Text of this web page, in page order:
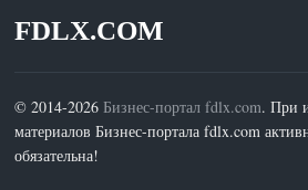
FDLX.COM
© 2014-2026Бизнес-портал fdlx.com. При
материалов Бизнес-портала fdlx.com
обязательна!